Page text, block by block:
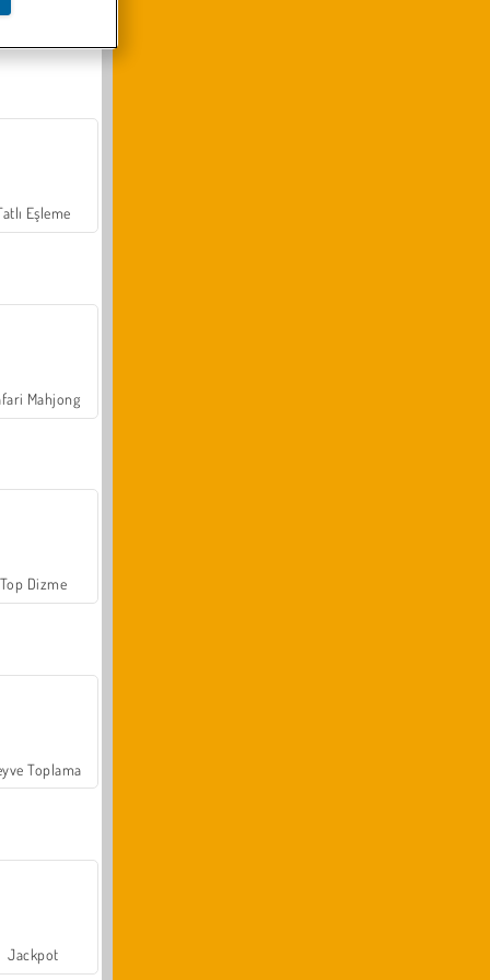
Eşleme
Mahjong
Top Dizme
Toplama
Jackpot